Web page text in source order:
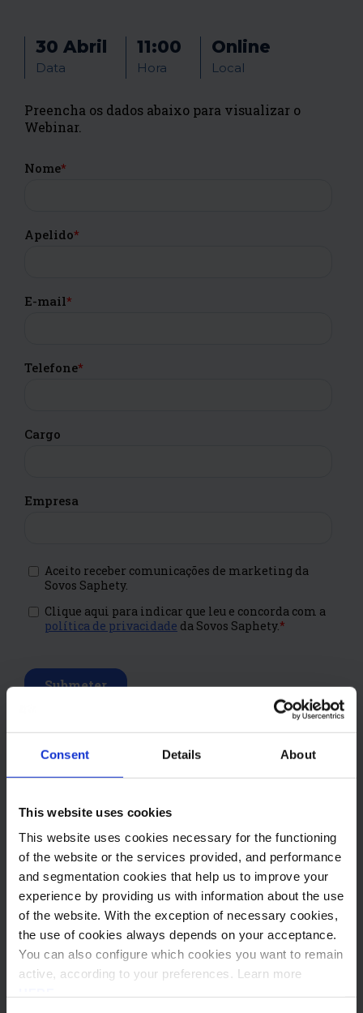
Consent Details About
This website uses cookies
This website uses cookies necessary for the functioning
of the website or the services provided, and performance
and segmentation cookies that help us to improve your
experience by providing us with information about the use
of the website. With the exception of necessary cookies,
the use of cookies always depends on your acceptance.
You can also configure which cookies you want to remain
active, according to your preferences. Learn more
30 Abril
Data
11:00
Hora
Online
Local
Speakers
Diretor - ISQ Group
Nuno Gonçalves